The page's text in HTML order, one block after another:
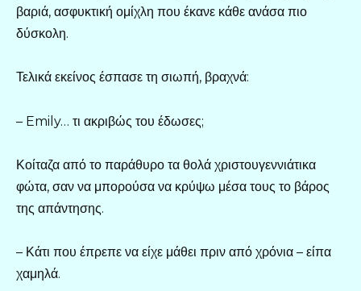
βαριά, ασφυκτική ομίχλη που έκανε κάθε ανάσα πιο
δύσκολη.
Τελικά εκείνος έσπασε τη σιωπή, βραχνά:
– Emily… τι ακριβώς του έδωσες;
Κοίταζα από το παράθυρο τα θολά χριστουγεννιάτικα
φώτα, σαν να μπορούσα να κρύψω μέσα τους το βάρος
της απάντησης.
– Κάτι που έπρεπε να είχε μάθει πριν από χρόνια – είπα
χαμηλά.